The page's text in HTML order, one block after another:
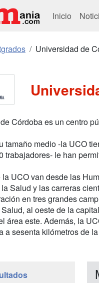
Inicio
Universidad de
Córdoba es un centro
tamaño medio -la UCO
trabajadores- le han
la UCO van desde las
Salud y las carreras
en tres grandes
al oeste de la
área este. Además, la
a sesenta kilómetros de